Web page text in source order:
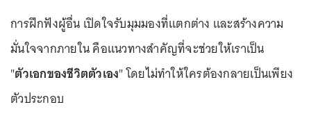
การฝึกฟังผู้อื่น เปิดใจรับมุมมองที่แตกต่าง และสร้างความ
มั่นใจจากภายใน คือแนวทางสำคัญที่จะช่วยให้เราเป็น
"ตัวเอกของชีวิตตัวเอง" โดยไม่ทำให้ใครต้องกลายเป็นเพียง
ตัวประกอบ